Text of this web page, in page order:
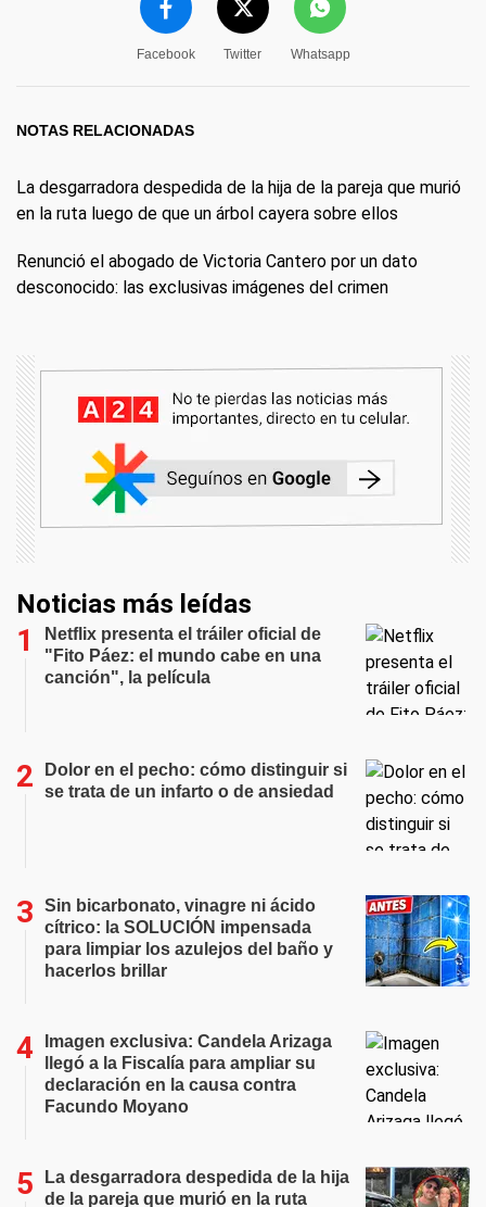
Facebook Twitter Whatsapp
NOTAS RELACIONADAS
La desgarradora despedida de la hija de la pareja que murió
en la ruta luego de que un árbol cayera sobre ellos
Renunció el abogado de Victoria Cantero por un dato
desconocido: las exclusivas imágenes del crimen
Noticias más leídas
Netflix presenta el tráiler oficial de
"Fito Páez: el mundo cabe en una
canción", la película
Dolor en el pecho: cómo distinguir si
se trata de un infarto o de ansiedad
Sin bicarbonato, vinagre ni ácido
cítrico: la SOLUCIÓN impensada
para limpiar los azulejos del baño y
hacerlos brillar
Imagen exclusiva: Candela Arizaga
llegó a la Fiscalía para ampliar su
declaración en la causa contra
Facundo Moyano
La desgarradora despedida de la hija
de la pareja que murió en la ruta